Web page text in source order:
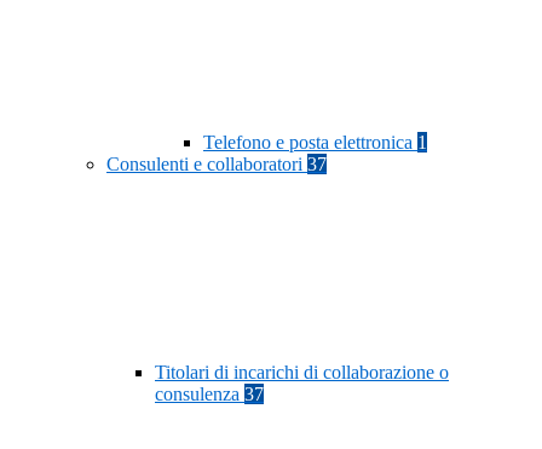
Telefono e posta elettronica 1
Consulenti e collaboratori 37
Titolari di incarichi di collaborazione o
consulenza 37